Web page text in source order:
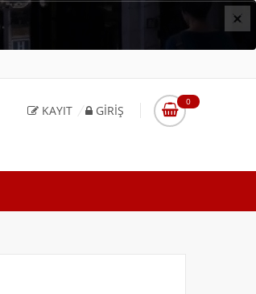
×
KAYIT GIRIŞ
0